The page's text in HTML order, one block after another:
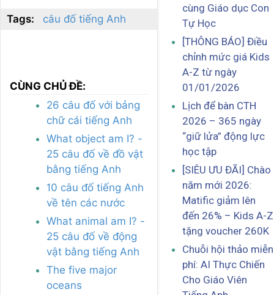
Tags: câu đố tiếng Anh
CÙNG CHỦ ĐỀ:
26 câu đố với bảng
chữ cái tiếng Anh
What object am I? -
25 câu đố về đồ vật
bằng tiếng Anh
10 câu đố tiếng Anh
về tên các nước
What animal am I? -
25 câu đố về động
vật bằng tiếng Anh
The five major
oceans
cùng Giáo dục Con
Tự Học
[THÔNG BÁO] Điều
chỉnh mức giá Kids
A-Z từ ngày
01/01/2026
Lịch để bàn CTH
2026 – 365 ngày
“giữ lửa” động lực
học tập
[SIÊU ƯU ĐÃI] Chào
năm mới 2026:
Matific giảm lên
đến 26% – Kids A-Z
tặng voucher 260K
Chuỗi hội thảo miễn
phí: AI Thực Chiến
Cho Giáo Viên